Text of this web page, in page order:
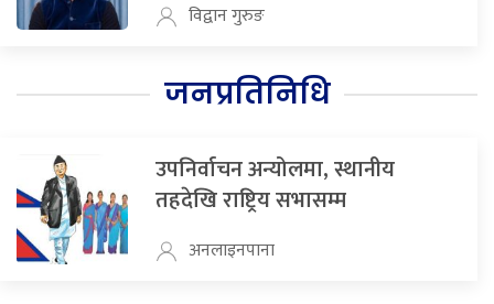
विद्वान गुरुङ
जनप्रतिनिधि
उपनिर्वाचन अन्योलमा, स्थानीय
तहदेखि राष्ट्रिय सभासम्म
अनलाइनपाना